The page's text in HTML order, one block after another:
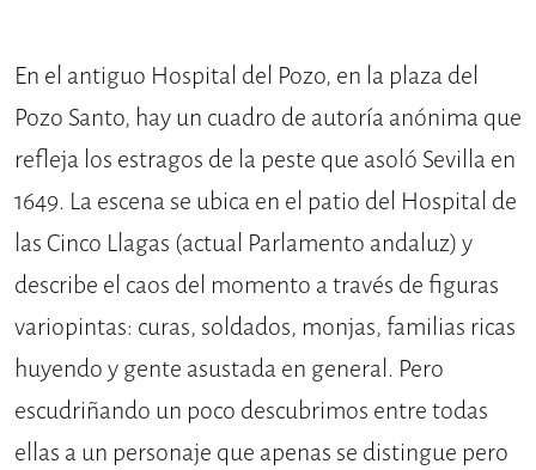
En el antiguo Hospital del Pozo, en la plaza del
Pozo Santo, hay un cuadro de autoría anónima que
refleja los estragos de la peste que asoló Sevilla en
1649. La escena se ubica en el patio del Hospital de
las Cinco Llagas (actual Parlamento andaluz) y
describe el caos del momento a través de figuras
variopintas: curas, soldados, monjas, familias ricas
huyendo y gente asustada en general. Pero
escudriñando un poco descubrimos entre todas
ellas a un personaje que apenas se distingue pero